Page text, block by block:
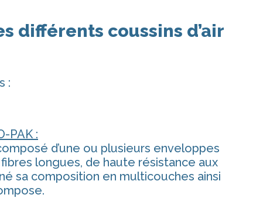
différents coussins d’air
:
PAK :
d’une ou plusieurs enveloppes
longues, de haute résistance aux
sa composition en multicouches ainsi